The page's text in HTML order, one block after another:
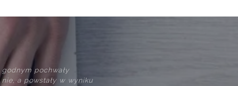
profesjonalnie i terminowo. Zaproponowane przez
spełniają nasze oczekiwania merytoryczne oraz są